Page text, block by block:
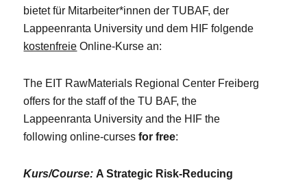
bietet für Mitarbeiter*innen der TUBAF, der
Lappeenranta University und dem HIF folgende
kostenfreie Online-Kurse an:
The EIT RawMaterials Regional Center Freiberg
offers for the staff of the TU BAF, the
Lappeenranta University and the HIF the
following online-cursesfor free:
Kurs/Course: A Strategic Risk-Reducing